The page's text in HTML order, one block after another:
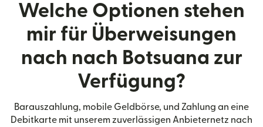
Welche Optionen stehen
mir für Überweisungen
nach nach Botsuana zur
Verfügung?
Barauszahlung, mobile Geldbörse, und Zahlung an eine
Debitkarte mit unserem zuverlässigen Anbieternetz nach